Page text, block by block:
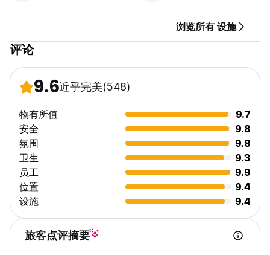
浏览所有 设施
评论
9.6近乎完美(548)
物有所值
9.7
安全
9.8
氛围
9.8
卫生
9.3
员工
9.9
位置
9.4
设施
9.4
旅客点评摘要